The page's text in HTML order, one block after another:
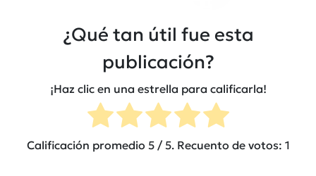
¿Qué tan útil fue esta
publicación?
¡Haz clic en una estrella para calificarla!
Calificación promedio 5/ 5. Recuento de votos: 1